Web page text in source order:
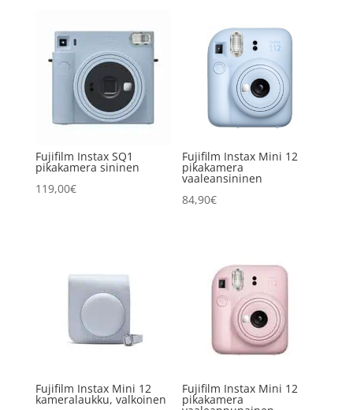
189,90€.179,90€.
Fujifilm Instax SQ1
pikakamera sininen
119,00€
Fujifilm Instax Mini 12
pikakamera
vaaleansininen
84,90€
Fujifilm Instax Mini 12
kameralaukku, valkoinen
Fujifilm Instax Mini 12
pikakamera